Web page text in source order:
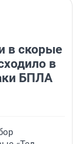
в скорые
в
БПЛА